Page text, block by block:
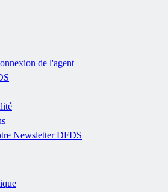
de l'agent
Newsletter DFDS